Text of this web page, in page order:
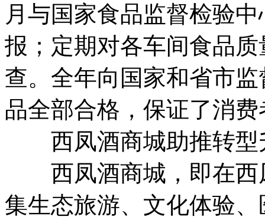
月与国家食品监督检验
报；定期对各车间食品
查。全年向国家和省市
品全部合格，保证了消
西凤酒商城助推转型
西凤酒商城，即在西
集生态旅游、文化体验